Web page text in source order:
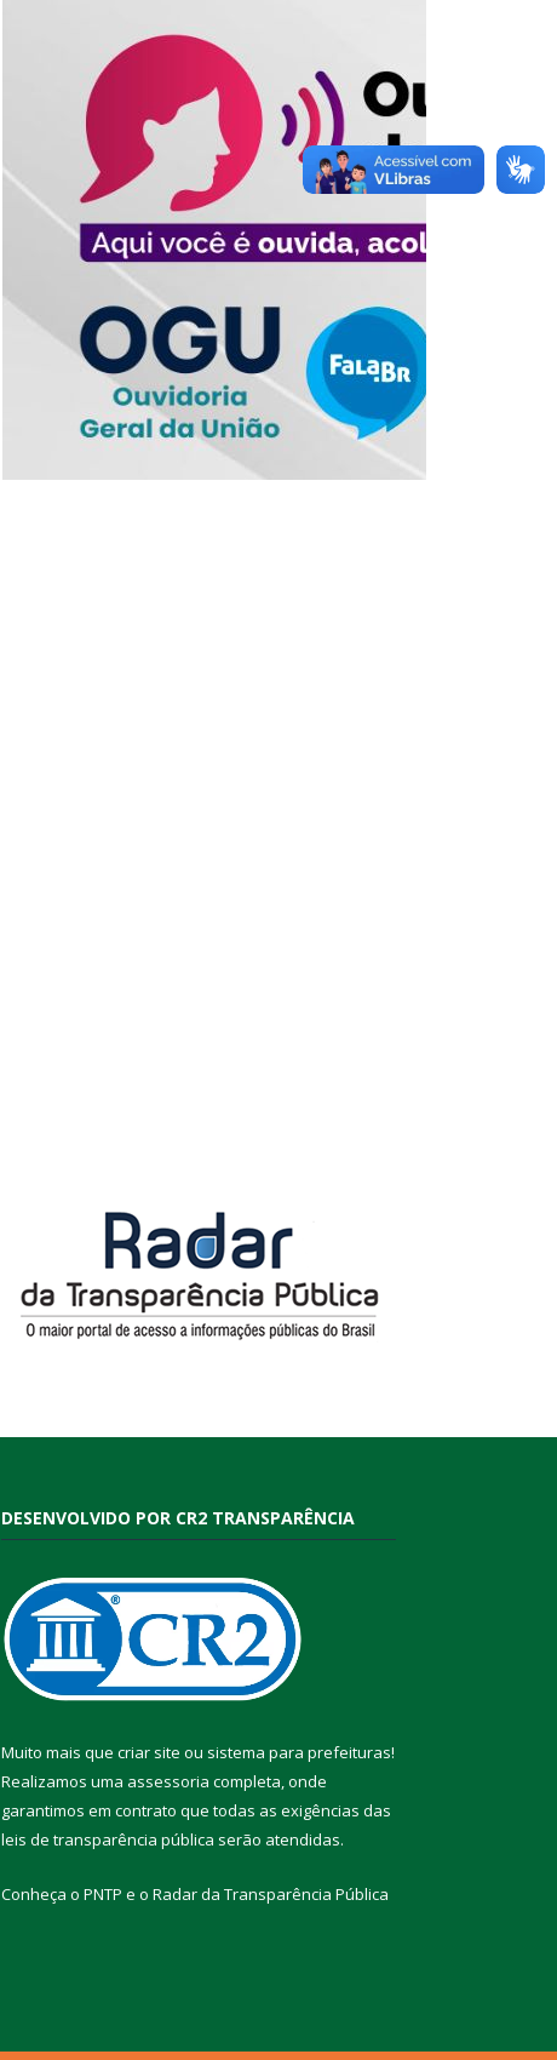
DESENVOLVIDO POR CR2 TRANSPARÊNCIA
Muito mais que criar site ou sistema para prefeituras!
Realizamos uma assessoria completa, onde
garantimos em contrato que todas as exigências das
leis de transparência pública serão atendidas.
Conheça o PNTP e o Radar da Transparência Pública